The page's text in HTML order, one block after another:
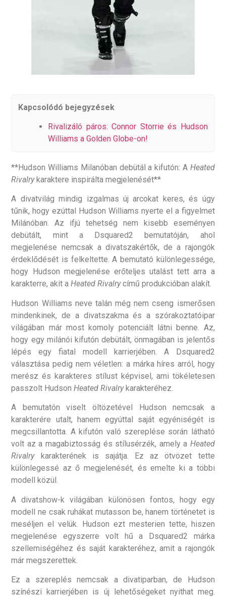
Kapcsolódó bejegyzések
Rivalizáló páros: Connor Storrie és Hudson
Williams a Golden Globe-on!
**Hudson Williams Milanóban debütál a kifutón: A Heated
Rivalrykaraktere inspirálta megjelenését**
A divatvilág mindig izgalmas új arcokat keres, és úgy
tűnik, hogy ezúttal Hudson Williams nyerte el a figyelmet
Milánóban. Az ifjú tehetség nem kisebb eseményen
debütált, mint a Dsquared2 bemutatóján, ahol
megjelenése nemcsak a divatszakértők, de a rajongók
érdeklődését is felkeltette. A bemutató különlegessége,
hogy Hudson megjelenése erőteljes utalást tett arra a
karakterre, akit aHeated Rivalrycímű produkcióban alakít.
Hudson Williams neve talán még nem cseng ismerősen
mindenkinek, de a divatszakma és a szórakoztatóipar
világában már most komoly potenciált látni benne. Az,
hogy egy milánói kifutón debütált, önmagában is jelentős
lépés egy fiatal modell karrierjében. A Dsquared2
választása pedig nem véletlen: a márka híres arról, hogy
merész és karakteres stílust képvisel, ami tökéletesen
passzolt HudsonHeated Rivalrykarakteréhez.
A bemutatón viselt öltözetével Hudson nemcsak a
karakterére utalt, hanem egyúttal saját egyéniségét is
megcsillantotta. A kifutón való szereplése során látható
volt az a magabiztosság és stílusérzék, amely a Heated
Rivalrykarakterének is sajátja. Ez az ötvözet tette
különlegessé az ő megjelenését, és emelte ki a többi
modell közül.
A divatshow-k világában különösen fontos, hogy egy
modell ne csak ruhákat mutasson be, hanem történetet is
meséljen el velük. Hudson ezt mesterien tette, hiszen
megjelenése egyszerre volt hű a Dsquared2 márka
szellemiségéhez és saját karakteréhez, amit a rajongók
már megszerettek.
Ez a szereplés nemcsak a divatiparban, de Hudson
színészi karrierjében is új lehetőségeket nyithat meg.